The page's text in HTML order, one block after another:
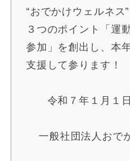
“おでかけウェルネス
３つのポイント「運
参加」を創出し、本
支援して参ります！
令和７年１月１日
一般社団法人おで
代